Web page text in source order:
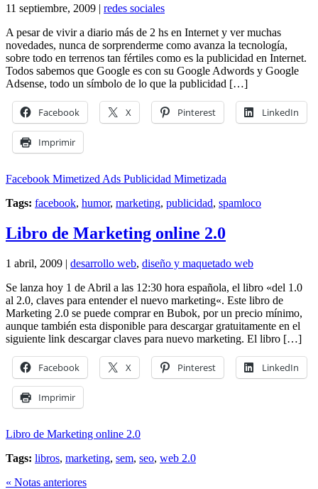
11 septiembre, 2009 | redes sociales
A pesar de vivir a diario más de 2 hs en Internet y ver muchas
novedades, nunca de sorprenderme como avanza la tecnología,
sobre todo en terrenos tan fértiles como es la publicidad en Internet.
Todos sabemos que Google es con su Google Adwords y Google
Adsense, todo un símbolo de lo que la publicidad […]
Facebook X Pinterest LinkedIn
Imprimir
Facebook Mimetized Ads Publicidad Mimetizada
Tags: facebook, humor, marketing, publicidad, spamloco
Libro de Marketing online 2.0
1 abril, 2009 | desarrollo web, diseño y maquetado web
Se lanza hoy 1 de Abril a las 12:30 hora española, el libro «del 1.0
al 2.0, claves para entender el nuevo marketing«. Este libro de
Marketing 2.0 se puede comprar en Bubok, por un precio mínimo,
aunque también esta disponible para descargar gratuitamente en el
siguiente link descargar claves para nuevo marketing. El libro […]
Facebook X Pinterest LinkedIn
Imprimir
Libro de Marketing online 2.0
Tags: libros, marketing, sem, seo, web 2.0
« Notas anteriores